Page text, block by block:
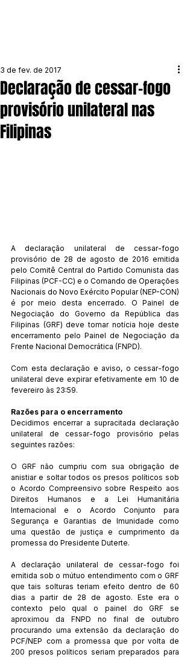
Declaração de cessar-fogo
provisório unilateral nas
Filipinas
3 de fev. de 2017
A declaração unilateral de cessar-fogo
provisório de 28 de agosto de 2016 emitida
pelo Comitê Central do Partido Comunista das
Filipinas (PCF-CC) e o Comando de Operações
Nacionais do Novo Exército Popular (NEP-CON)
é por meio desta encerrado. O Painel de
Negociação do Governo da República das
Filipinas (GRF) deve tomar notícia hoje deste
encerramento pelo Painel de Negociação da
Frente Nacional Democrática (FNPD).
Com esta declaração e aviso, o cessar-fogo
unilateral deve expirar efetivamente em 10 de
fevereiro às 23:59.
Razões para o encerramento
Decidimos encerrar a supracitada declaração
unilateral de cessar-fogo provisório pelas
seguintes razões:
O GRF não cumpriu com sua obrigação de
anistiar e soltar todos os presos políticos sob
o Acordo Compreensivo sobre Respeito aos
Direitos Humanos e a Lei Humanitária
Internacional e o Acordo Conjunto para
Segurança e Garantias de Imunidade como
uma questão de justiça e cumprimento da
promessa do Presidente Duterte.
A declaração unilateral de cessar-fogo foi
emitida sob o mútuo entendimento com o GRF
que tais solturas teriam efeito dentro de 60
dias a partir de 28 de agosto. Este era o
contexto pelo qual o painel do GRF se
aproximou da FNPD no final de outubro
procurando uma extensão da declaração do
PCF/NEP com a promessa que por volta de
200 presos políticos seriam preparados para